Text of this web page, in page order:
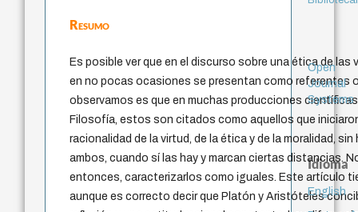
Resumo
Es posible ver que en el discurso sobre una ética de
en no pocas ocasiones se presentan como referentes
observamos es que en muchas producciones
Filosofía, estos son citados como aquellos que
racionalidad de la virtud, de la ética y de la moralidad,
ambos, cuando sí las hay y marcan ciertas distancias.
entonces, caracterizarlos como iguales. Este artículo
aunque es correcto decir que Platón y Aristóteles
Open
Journal
Systems
Idioma
English